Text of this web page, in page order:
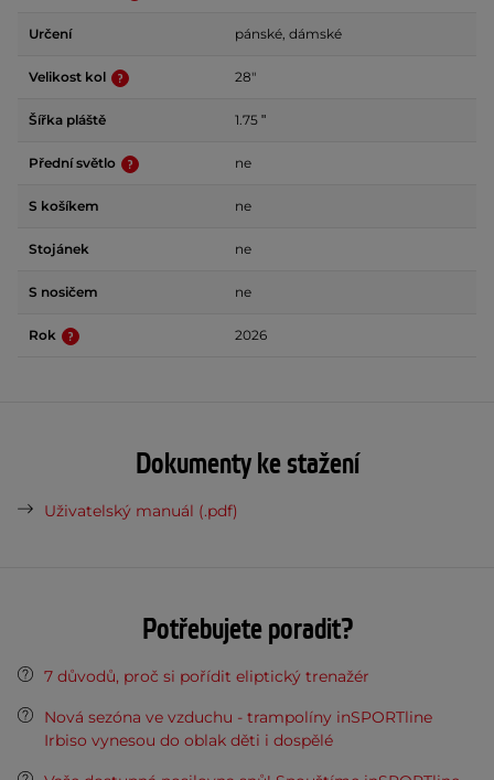
Určení pánské, dámské
Velikost kol 28"
Šířka pláště 1.75 ʺ
Přední světlo ne
S košíkem ne
Stojánek ne
S nosičem ne
Rok 2026
Dokumenty ke stažení
Uživatelský manuál (.pdf)
Potřebujete poradit?
7 důvodů, proč si pořídit eliptický trenažér
Nová sezóna ve vzduchu - trampolíny inSPORTline
Irbiso vynesou do oblak děti i dospělé